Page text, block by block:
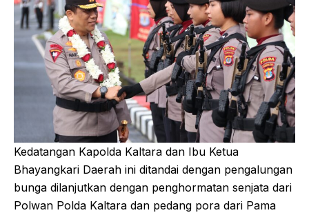
Kedatangan Kapolda Kaltara dan Ibu Ketua
Bhayangkari Daerah ini ditandai dengan pengalungan
bunga dilanjutkan dengan penghormatan senjata dari
Polwan Polda Kaltara dan pedang pora dari Pama